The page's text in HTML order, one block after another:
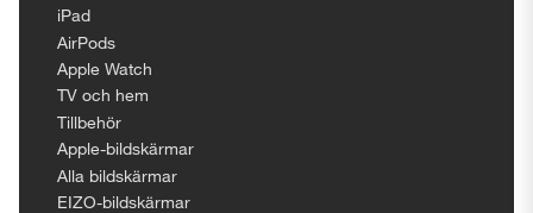
iPad
AirPods
Apple Watch
TV och hem
Tillbehör
Apple-bildskärmar
Alla bildskärmar
EIZO-bildskärmar